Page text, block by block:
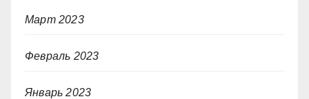
Март 2023
Февраль 2023
Январь 2023